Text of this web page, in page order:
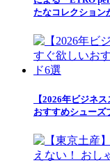
たなコレクション
【2026年ビジネ
おすすめシューズ